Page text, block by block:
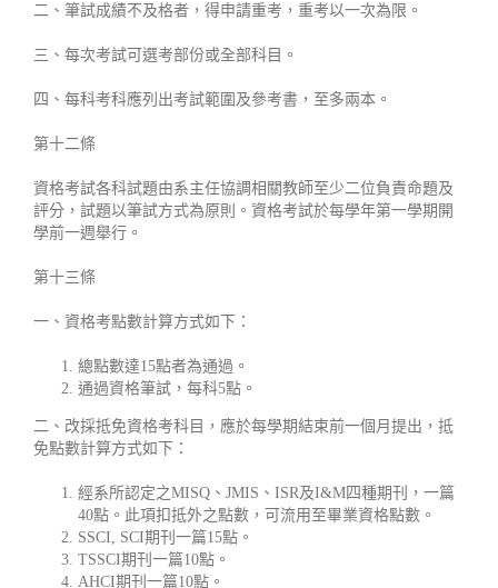
二、筆試成績不及格者，得申請重考，重考以一次為限。
三、每次考試可選考部份或全部科目。
四、每科考科應列出考試範圍及參考書，至多兩本。
第十二條
資格考試各科試題由系主任協調相關教師至少二位負責命題及
評分，試題以筆試方式為原則。資格考試於每學年第一學期開
學前一週舉行。
第十三條
一、資格考點數計算方式如下：
總點數達15點者為通過。
通過資格筆試，每科5點。
二、改採抵免資格考科目，應於每學期結束前一個月提出，抵
免點數計算方式如下：
經系所認定之MISQ、JMIS、ISR及I&M四種期刊，一篇
40點。此項扣抵外之點數，可流用至畢業資格點數。
SSCI, SCI期刊一篇15點。
TSSCI期刊一篇10點。
AHCI期刊一篇10點。